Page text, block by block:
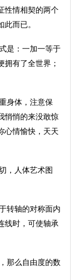
性情相契的两个
而已。
是：一加一等于
拥有了全世界；
身体，注意保
悄悄的来没敢惊
心情愉快，天天
，人体艺术图
转轴的对称面内
线时，可使轴承
那么自由度的数